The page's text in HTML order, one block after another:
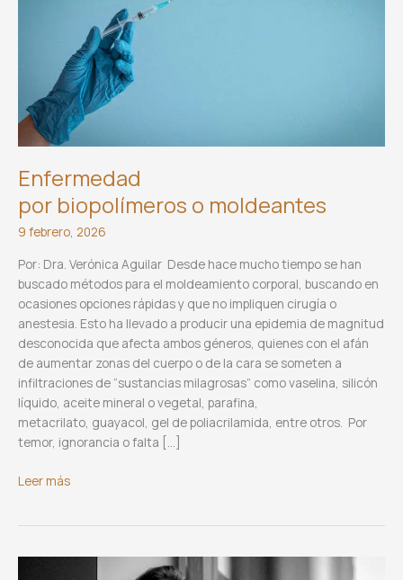
Enfermedad
por biopolímeros o moldeantes
9 febrero, 2026
Por: Dra. Verónica Aguilar Desde hace mucho tiempo se han
buscado métodos para el moldeamiento corporal, buscando en
ocasiones opciones rápidas y que no impliquen cirugía o
anestesia. Esto ha llevado a producir una epidemia de magnitud
desconocida que afecta ambos géneros, quienes con el afán
de aumentar zonas del cuerpo o de la cara se someten a
infiltraciones de “sustancias milagrosas” como vaselina, silicón
líquido, aceite mineral o vegetal, parafina,
metacrilato, guayacol, gel de poliacrilamida, entre otros. Por
temor, ignorancia o falta […]
Enfermedad
Leer más